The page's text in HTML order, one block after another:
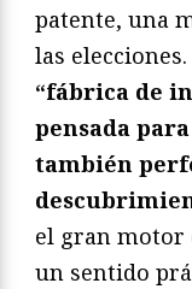
patente, una
las elecciones.
“fábrica de
pensada
también
el gran motor
un sentido